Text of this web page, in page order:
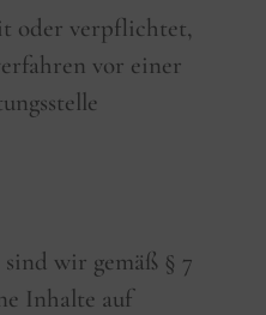
oder verpflichtet,
vor einer
wir gemäß § 7
Inhalte auf